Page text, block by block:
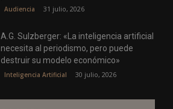
Audiencia 31 julio, 2026
A.G. Sulzberger: «La inteligencia artificial
necesita al periodismo, pero puede
destruir su modelo económico»
Inteligencia Artificial 30 julio, 2026